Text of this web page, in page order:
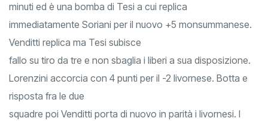
minuti ed è una bomba di Tesi a cui replica
immediatamente Soriani per il nuovo +5 monsummanese.
Venditti replica ma Tesi subisce
fallo su tiro da tre e non sbaglia i liberi a sua disposizione.
Lorenzini accorcia con 4 punti per il -2 livornese. Botta e
risposta fra le due
squadre poi Venditti porta di nuovo in parità i livornesi. I